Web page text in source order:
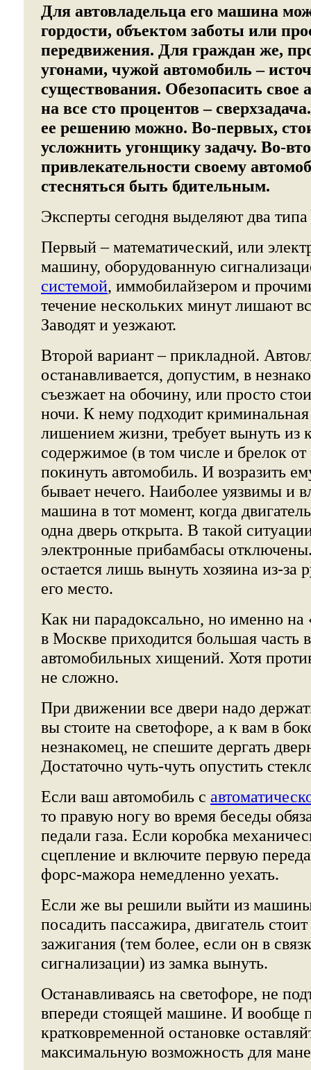
Для автовладельца его машина
гордости, объектом заботы или
передвижения. Для граждан же,
угонами, чужой автомобиль –
существования. Обезопасить свое
на все сто процентов –
ее решению можно. Во-первых,
усложнить угонщику задачу. Во-
привлекательности своему
стесняться быть бдительным.
Эксперты сегодня выделяют два типа
Первый – математический, или
машину, оборудованную
системой, иммобилайзером и
течение нескольких минут лишают
Заводят и уезжают.
Второй вариант – прикладной.
останавливается, допустим, в
съезжает на обочину, или просто
ночи. К нему подходит
лишением жизни, требует вынуть из
содержимое (в том числе и брелок
покинуть автомобиль. И возразить
бывает нечего. Наиболее уязвимы и
машина в тот момент, когда
одна дверь открыта. В такой
электронные прибамбасы
остается лишь вынуть хозяина из-за
его место.
Как ни парадоксально, но именно на
в Москве приходится большая часть
автомобильных хищений. Хотя
не сложно.
При движении все двери надо
вы стоите на светофоре, а к вам в
незнакомец, не спешите дергать
Достаточно чуть-чуть опустить
Если ваш автомобиль с
то правую ногу во время беседы
педали газа. Если коробка
сцепление и включите первую
форс-мажора немедленно уехать.
Если же вы решили выйти из
посадить пассажира, двигатель
зажигания (тем более, если он в
сигнализации) из замка вынуть.
Останавливаясь на светофоре, не
впереди стоящей машине. И вообще
кратковременной остановке
максимальную возможность для